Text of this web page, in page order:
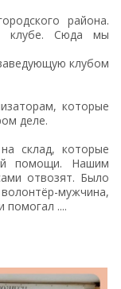
района.
клубе. Сюда мы
клубом
которые
деле.
склад, которые
помощи. Нашим
отвозят. Было
мужчина,
помогал ....